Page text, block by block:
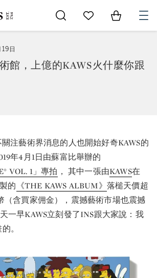
Go to My Favorites
Items in
日
館，上億的KAWS火什麼你跟
注藝術界消息的人也開始好奇KAWS的
年4月1日由蘇富比舉辦的
VOL. 1」專拍 ， 其中一張由KAWS在
的 《THE KAWS ALBUM》 落槌天價超
（含買家佣金），震撼藝術市場也震撼
一早KAWS立刻發了INS跟大家說：我
。